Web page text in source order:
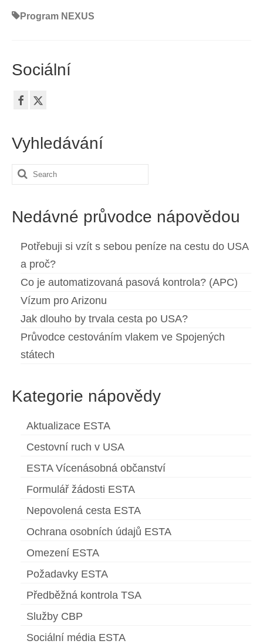
Program NEXUS
Sociální
Vyhledávání
Search
Nedávné průvodce nápovědou
Potřebuji si vzít s sebou peníze na cestu do USA
a proč?
Co je automatizovaná pasová kontrola? (APC)
Vízum pro Arizonu
Jak dlouho by trvala cesta po USA?
Průvodce cestováním vlakem ve Spojených
státech
Kategorie nápovědy
Aktualizace ESTA
Cestovní ruch v USA
ESTA Vícenásobná občanství
Formulář žádosti ESTA
Nepovolená cesta ESTA
Ochrana osobních údajů ESTA
Omezení ESTA
Požadavky ESTA
Předběžná kontrola TSA
Služby CBP
Sociální média ESTA